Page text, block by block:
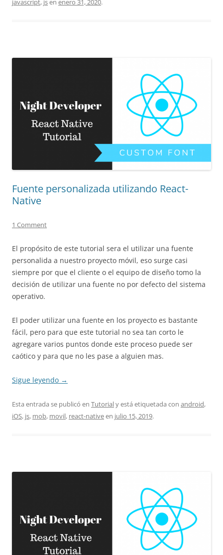
javascript, jsen enero 31, 2020.
Fuente personalizada utilizando React-
Native
1 Comment
El propósito de este tutorial sera el utilizar una fuente
personalida a nuestro proyecto móvil, eso surge casi
siempre por que el cliente o el equipo de diseño tomo la
decisión de utilizar una fuente no por defecto del sistema
operativo.
El poder utilizar una fuente en los proyecto es bastante
fácil, pero para que este tutorial no sea tan corto le
agregare varios puntos donde este proceso puede ser
caótico y para que no les pase a alguien mas.
Sigue leyendo →
Esta entrada se publicó en Tutorialy está etiquetada con android,
iOS, js, mob, movil, react-nativeen julio 15, 2019.